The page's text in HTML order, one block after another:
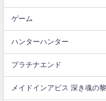
ゲーム
ハンターハンター
プラチナエンド
メイドインアビス 深き魂の